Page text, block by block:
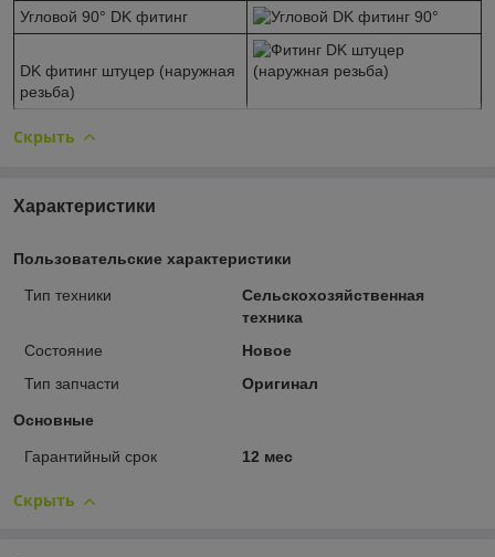
Угловой 90° DK фитинг
DK фитинг штуцер (наружная
резьба)
Скрыть
Характеристики
Пользовательские характеристики
Тип техники
Сельскохозяйственная
техника
Состояние
Новое
Тип запчасти
Оригинал
Основные
Гарантийный срок 12 мес
Скрыть